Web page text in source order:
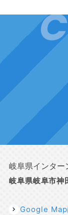
岐阜県インター
岐阜県岐阜市
Google Map